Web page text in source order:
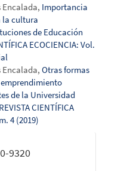
Encalada, Importancia
la cultura
de Educación
ECOCIENCIA: Vol.
Encalada,Otras formas
de la Universidad
REVISTA CIENTÍFICA
4 (2019)
9320